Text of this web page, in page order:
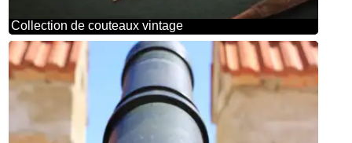
Collection de couteaux vintage